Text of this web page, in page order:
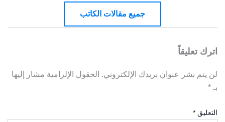
جميع مقالات الكاتب
اترك تعليقاً
لن يتم نشر عنوان بريدك الإلكتروني. الحقول الإلزامية مشار إليها
بـ *
التعليق *